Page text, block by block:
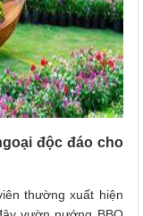
độc đáo cho
thường xuất hiện